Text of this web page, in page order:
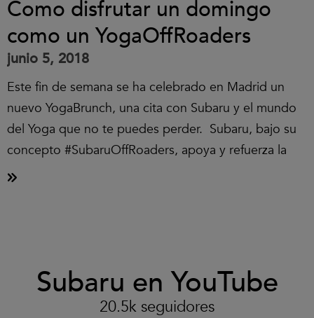
Como disfrutar un domingo
como un YogaOffRoaders
junio 5, 2018
Este fin de semana se ha celebrado en Madrid un
nuevo YogaBrunch, una cita con Subaru y el mundo
del Yoga que no te puedes perder. Subaru, bajo su
concepto #SubaruOffRoaders, apoya y refuerza la
Subaru en YouTube
20.5k seguidores
aceptar